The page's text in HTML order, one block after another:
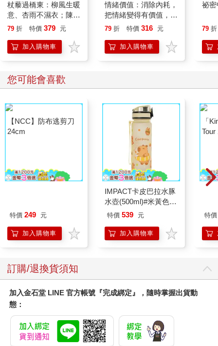
杖藜過橋東：柳風生暖
意、杏雨不濕衣；陳亮
恭談以心轉境的適齡漫
79 折 特價 379 元
加入購物車
情緒價值：消除內耗，
把情緒變得有價值，跟
誰都能自在相處
79 折 特價 316 元
加入購物車
祕
79 折
您可能會喜歡
【NCC】防布逃剪刀
24cm
特價 249 元
加入購物車
IMPACT卡皮巴拉水豚
水壺(500ml)#米黃色
IM00B18YL
特價 539 元
加入購物車
「
Tour
特價
訂購/退換貨須知
加入金石堂 LINE 官方帳號『完成綁定』，隨時掌握出貨動
態：